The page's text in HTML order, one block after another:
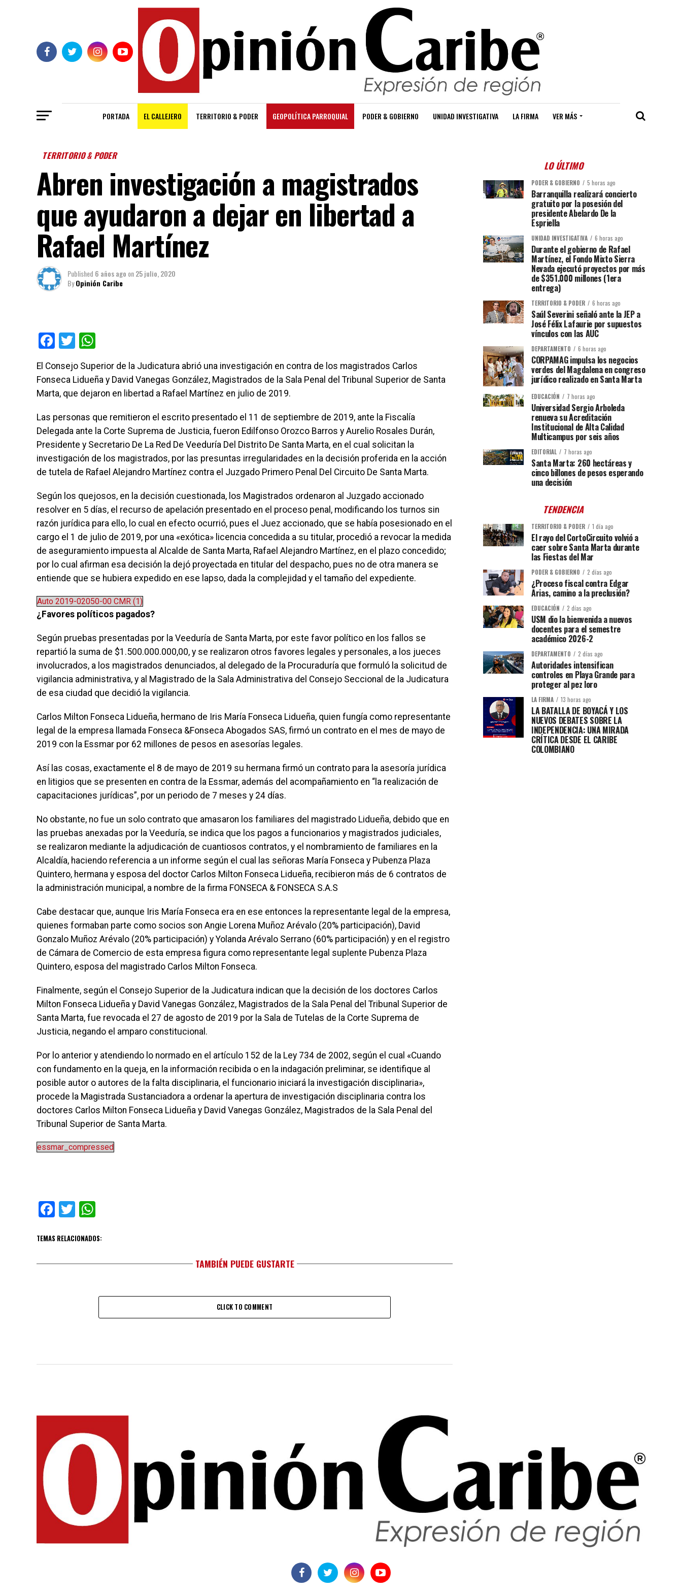
PORTADA EL CALLEJERO TERRITORIO & PODER GEOPOLÍTICA PARROQUIAL PODER & GOBIERNO UNIDAD INVESTIGATIVA LA FIRMA VER MÁS
TERRITORIO & PODER
Abren investigación a magistrados
que ayudaron a dejar en libertad a
Rafael Martínez
Published 6 años ago on25 julio, 2020
ByOpinión Caribe
Facebook
Twitter
El Consejo Superior de la Judicatura abrió una investigación en contra de los magistrados Carlos
Fonseca Lidueña y David Vanegas González, Magistrados de la Sala Penal del Tribunal Superior de Santa
Marta, que dejaron en libertad a Rafael Martínez en julio de 2019.
Las personas que remitieron el escrito presentado el 11 de septiembre de 2019, ante la Fiscalía
Delegada ante la Corte Suprema de Justicia, fueron Edilfonso Orozco Barros y Aurelio Rosales Durán,
Presidente y Secretario De La Red De Veeduría Del Distrito De Santa Marta, en el cual solicitan la
investigación de los magistrados, por las presuntas irregularidades en la decisión proferida en la acción
de tutela de Rafael Alejandro Martínez contra el Juzgado Primero Penal Del Circuito De Santa Marta.
Según los quejosos, en la decisión cuestionada, los Magistrados ordenaron al Juzgado accionado
resolver en 5 días, el recurso de apelación presentado en el proceso penal, modificando los turnos sin
razón jurídica para ello, lo cual en efecto ocurrió, pues el Juez accionado, que se había posesionado en el
cargo el 1 de julio de 2019, por una «exótica» licencia concedida a su titular, procedió a revocar la medida
de aseguramiento impuesta al Alcalde de Santa Marta, Rafael Alejandro Martínez, en el plazo concedido;
por lo cual afirman esa decisión la dejó proyectada en titular del despacho, pues no de otra manera se
entiende que se hubiera expedido en ese lapso, dada la complejidad y el tamaño del expediente.
Auto 2019-02050-00 CMR (1)
¿Favores políticos pagados?
Según pruebas presentadas por la Veeduría de Santa Marta, por este favor político en los fallos se
repartió la suma de $1.500.000.000,00, y se realizaron otros favores legales y personales, a los jueces
involucrados, a los magistrados denunciados, al delegado de la Procuraduría que formuló la solicitud de
vigilancia administrativa, y al Magistrado de la Sala Administrativa del Consejo Seccional de la Judicatura
de esa ciudad que decidió la vigilancia.
Carlos Milton Fonseca Lidueña, hermano de Iris María Fonseca Lidueña, quien fungía como representante
legal de la empresa llamada Fonseca &Fonseca Abogados SAS, firmó un contrato en el mes de mayo de
2019 con la Essmar por 62 millones de pesos en asesorías legales.
Así las cosas, exactamente el 8 de mayo de 2019 su hermana firmó un contrato para la asesoría jurídica
en litigios que se presenten en contra de la Essmar, además del acompañamiento en “la realización de
capacitaciones jurídicas”, por un periodo de 7 meses y 24 días.
No obstante, no fue un solo contrato que amasaron los familiares del magistrado Lidueña, debido que en
las pruebas anexadas por la Veeduría, se indica que los pagos a funcionarios y magistrados judiciales,
se realizaron mediante la adjudicación de cuantiosos contratos, y el nombramiento de familiares en la
Alcaldía, haciendo referencia a un informe según el cual las señoras María Fonseca y Pubenza Plaza
Quintero, hermana y esposa del doctor Carlos Milton Fonseca Lidueña, recibieron más de 6 contratos de
la administración municipal, a nombre de la firma FONSECA & FONSECA S.A.S
Cabe destacar que, aunque Iris María Fonseca era en ese entonces la representante legal de la empresa,
quienes formaban parte como socios son Angie Lorena Muñoz Arévalo (20% participación), David
Gonzalo Muñoz Arévalo (20% participación) y Yolanda Arévalo Serrano (60% participación) y en el registro
de Cámara de Comercio de esta empresa figura como representante legal suplente Pubenza Plaza
Quintero, esposa del magistrado Carlos Milton Fonseca.
Finalmente, según el Consejo Superior de la Judicatura indican que la decisión de los doctores Carlos
Milton Fonseca Lidueña y David Vanegas González, Magistrados de la Sala Penal del Tribunal Superior de
Santa Marta, fue revocada el 27 de agosto de 2019 por la Sala de Tutelas de la Corte Suprema de
Justicia, negando el amparo constitucional.
Por lo anterior y atendiendo lo normado en el artículo 152 de la Ley 734 de 2002, según el cual «Cuando
con fundamento en la queja, en la información recibida o en la indagación preliminar, se identifique al
posible autor o autores de la falta disciplinaria, el funcionario iniciará la investigación disciplinaria»,
procede la Magistrada Sustanciadora a ordenar la apertura de investigación disciplinaria contra los
doctores Carlos Milton Fonseca Lidueña y David Vanegas González, Magistrados de la Sala Penal del
Tribunal Superior de Santa Marta.
essmar_compressed
Facebook
Twitter
TEMAS RELACIONADOS:
TAMBIÉN PUEDE GUSTARTE
CLICK TO COMMENT
LO ÚLTIMO
PODER & GOBIERNO 5 horas ago
Barranquilla realizará concierto
gratuito por la posesión del
presidente Abelardo De la
Espriella
UNIDAD INVESTIGATIVA 6 horas ago
Durante el gobierno de Rafael
Martínez, el Fondo Mixto Sierra
Nevada ejecutó proyectos por más
de $351.000 millones (1era
entrega)
TERRITORIO & PODER 6 horas ago
Saúl Severini señaló ante la JEP a
José Félix Lafaurie por supuestos
vínculos con las AUC
DEPARTAMENTO 6 horas ago
CORPAMAG impulsa los negocios
verdes del Magdalena en congreso
jurídico realizado en Santa Marta
EDUCACIÓN 7 horas ago
Universidad Sergio Arboleda
renueva su Acreditación
Institucional de Alta Calidad
Multicampus por seis años
EDITORIAL 7 horas ago
Santa Marta: 260 hectáreas y
cinco billones de pesos esperando
una decisión
TENDENCIA
TERRITORIO & PODER 1 día ago
El rayo del CortoCircuito volvió a
caer sobre Santa Marta durante
las Fiestas del Mar
PODER & GOBIERNO 2 días ago
¿Proceso fiscal contra Edgar
Arias, camino a la preclusión?
EDUCACIÓN 2 días ago
USM dio la bienvenida a nuevos
docentes para el semestre
académico 2026-2
DEPARTAMENTO 2 días ago
Autoridades intensifican
controles en Playa Grande para
proteger al pez loro
LA FIRMA 13 horas ago
LA BATALLA DE BOYACÁ Y LOS
NUEVOS DEBATES SOBRE LA
INDEPENDENCIA: UNA MIRADA
CRÍTICA DESDE EL CARIBE
COLOMBIANO